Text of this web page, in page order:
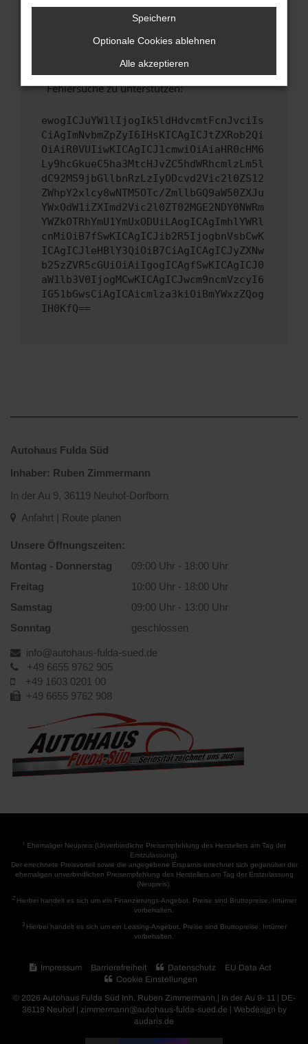
Wende dich an den Webseitenbetreiber.
Wenn du alle oben genannten Schritte versucht
hast, kontaktiere uns bitte. Wir werden
versuchen, das Problem zu beheben. Du kannst
uns diesen Text schicken, um uns bei der
Fehlersuche zu unterstützen:
ewogICJuYW1lIjogIk5ldHdvcmtFcnJvciIs
CiAgImNvbmZpZyI6IHsKICAgICJtZXRob2Qi
OiAiR0VUIiwKICAgICJ1cmwiOiAiaHR0cHM6
Ly9hcGkueC5ha3MtcHJvZC5hdWRhcmlzLm5l
dC92MS9jbGllbnRzLzIyODcvd2Vic2l0ZS12
ZWhpY2xlcy8wNTM5OTc/ZmllbGQ9aW50ZXJu
YWxOdW1iZXImd2Vic2l0ZT02MGE2NDY0NWRm
YWZkOTRhYmU1YmUxODUiLAogICAgImhlYWRl
cnMiOiB7fSwKICAgICJib2R5IjogbnVsbCwK
ICAgICJleHBlY3QiOiB7CiAgICAgICJyZXNw
b25zZVR5cGUiOiAiIgogICAgfSwKICAgICJ0
aW1lb3V0IjogMCwKICAgICJwcm9ncmVzcyI6
IG51bGwsCiAgICAicmlza3kiOiBmYWxzZQog
IH0KfQ==
Autohaus Fulda Süd
Inhaber: Ruben Zimmermann
In der Au 9, 36119 Neuhof-Dorfborn
Anfahrt | Route planen
Unsere Öffnungszeiten:
Montag - Donnerstag
09:00 Uhr - 18:00 Uhr
Freitag
10:00 Uhr - 18:00 Uhr
Samstag
09:00 Uhr - 13:00 Uhr
Sonntag
geschlossen
info@autohaus-fulda-sued.de
+49 6655 9762 905
+49 1603 0201 00
+49 6655 9762 908
1Ehemaliger Neupreis (Unverbindliche Preisempfehlung des Herstellers am Tag der
Erstzulassung).
Der errechnete Preisvorteil sowie die angegebene Ersparnis errechnet sich gegenüber der
ehemaligen unverbindlichen Preisempfehlung des Herstellers am Tag der Erstzulassung
(Neupreis).
2 Hierbei handelt es sich um ein Finanzierungs-Angebot. Preise sind Bruttopreise. Irrtümer
vorbehalten.
3 Hierbei handelt es sich um ein Leasing-Angebot. Preise sind Bruttopreise. Irrtümer
vorbehalten.
Impressum Barrierefreiheit Datenschutz
EU Data Act
Cookie Einstellungen
© 2026 Autohaus Fulda Süd Inh. Ruben Zimmermann | In der Au 9- 11 | DE-
36119 Neuhof | zimmermann@autohaus-fulda-sued.de | Webdesign by
audaris.de
Speichern
Optionale Cookies ablehnen
Alle akzeptieren